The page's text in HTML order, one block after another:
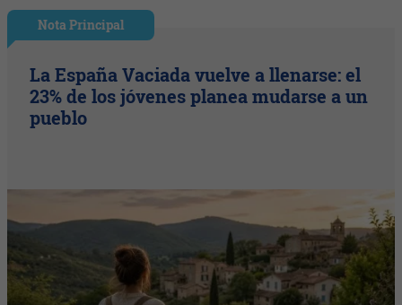
Nota Principal
La España Vaciada vuelve a llenarse: el
23% de los jóvenes planea mudarse a un
pueblo